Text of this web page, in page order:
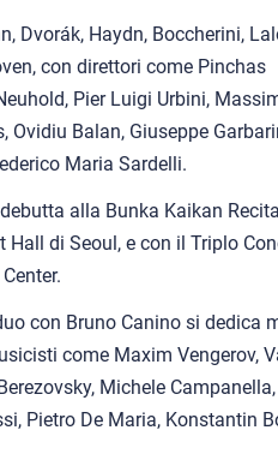
Dvorák, Haydn, Boccherini,
con direttori come Pinchas
Pier Luigi Urbini,
Ovidiu Balan, Giuseppe
Maria Sardelli.
alla Bunka Kaikan
di Seoul, e con il Triplo
con Bruno Canino si dedica
come Maxim Vengerov,
Michele
Pietro De Maria, Konstantin